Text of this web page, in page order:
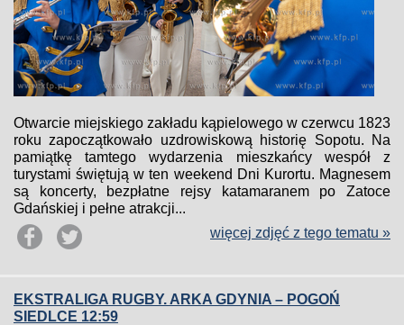
Otwarcie miejskiego zakładu kąpielowego w czerwcu 1823
roku zapoczątkowało uzdrowiskową historię Sopotu. Na
pamiątkę tamtego wydarzenia mieszkańcy wespół z
turystami świętują w ten weekend Dni Kurortu. Magnesem
są koncerty, bezpłatne rejsy katamaranem po Zatoce
Gdańskiej i pełne atrakcji...
więcej zdjęć z tego tematu »
EKSTRALIGA RUGBY. ARKA GDYNIA – POGOŃ
SIEDLCE 12:59